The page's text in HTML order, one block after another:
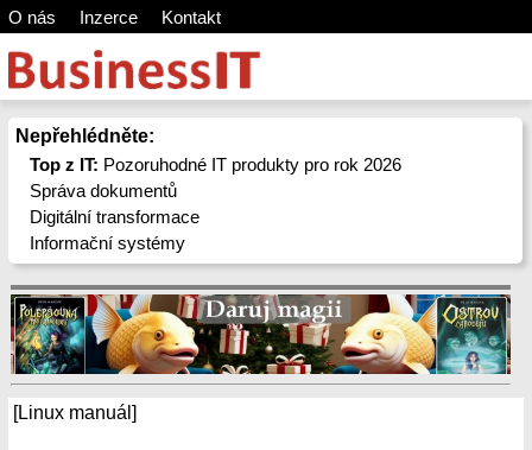
O nás Inzerce Kontakt
Nepřehlédněte:
Top z IT: Pozoruhodné IT produkty pro rok 2026
Správa dokumentů
Digitální transformace
Informační systémy
[Linux manuál]